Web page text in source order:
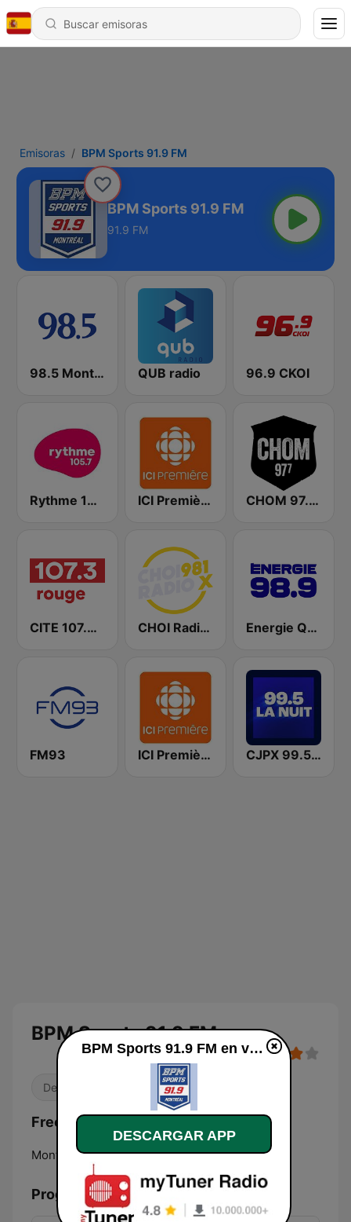
Emisoras BPM Sports 91.9 FM
BPM Sports 91.9 FM
91.9 FM
98.5 Montréal QUB radio 96.9 CKOI
Rythme 105.7 FM ICI Première Montréal CHOM 97.7 FM
CITE 107.3 Rouge FM CHOI Radio X 98.1 FM Energie Québec 98.9 FM
FM93 ICI Première Québec CJPX 99.5 MTL
BPM Sports 91.9 FM
Deportes
Frecuencias BPM Sports 91.9 FM:
Montréal: 91.9 FM
Programación
BPM Sports 91.9 FM en vivo
DESCARGAR APP